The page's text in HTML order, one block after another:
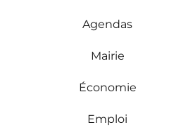
Agendas
Mairie
Économie
Emploi